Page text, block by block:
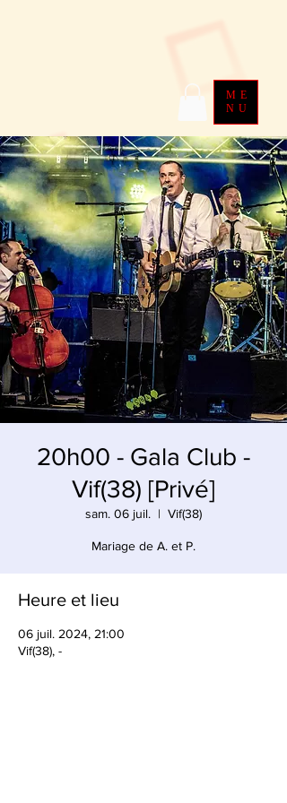
ME
NU
20h00 - Gala Club -
Vif(38) [Privé]
sam. 06 juil.
  |
Vif(38)
Mariage de A. et P.
Heure et lieu
06 juil. 2024, 21:00
Vif(38), -